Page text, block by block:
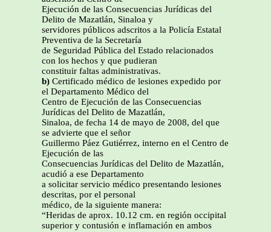
Ejecución de las Consecuencias Jurídicas del
Delito de Mazatlán, Sinaloa y
servidores públicos adscritos a la Policía Estatal
Preventiva de la Secretaría
de Seguridad Pública del Estado relacionados
con los hechos y que pudieran
constituir faltas administrativas.
b) Certificado médico de lesiones expedido por
el Departamento Médico del
Centro de Ejecución de las Consecuencias
Jurídicas del Delito de Mazatlán,
Sinaloa, de fecha 14 de mayo de 2008, del que
se advierte que el señor
Guillermo Páez Gutiérrez, interno en el Centro de
Ejecución de las
Consecuencias Jurídicas del Delito de Mazatlán,
acudió a ese Departamento
a solicitar servicio médico presentando lesiones
descritas, por el personal
médico, de la siguiente manera:
“Heridas de aprox. 10.12 cm. en región occipital
superior y contusión e inflamación en ambos